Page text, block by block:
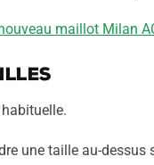
maillot Milan
une taille au-dessus